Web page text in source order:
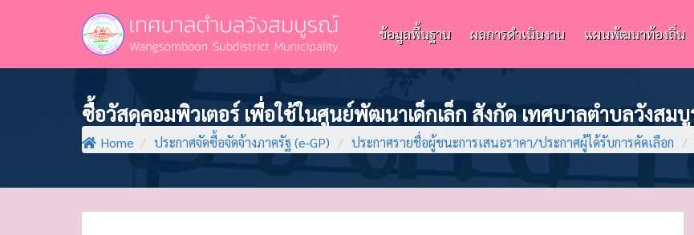
ข้อมูลพื้นฐาน ผลการดำเนินงาน แผนพัฒนาท้องถิ่น
ซื้อวัสดุคอมพิวเตอร์ เพื่อใช้ในศูนย์พัฒนาเด็กเล็ก สังกัด เทศบาลตำบลวังสมบู
Home / ประกาศจัดซื้อจัดจ้างภาครัฐ (e-GP) / ประกาศรายชื่อผู้ชนะการเสนอราคา/ประกาศผู้ได้รับการคัดเลือก /